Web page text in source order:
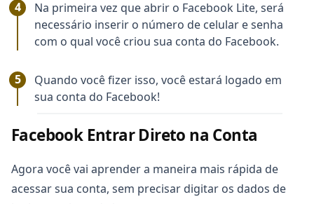
Na primeira vez que abrir o Facebook Lite, será
necessário inserir o número de celular e senha
com o qual você criou sua conta do Facebook.
Quando você fizer isso, você estará logado em
sua conta do Facebook!
Facebook Entrar Direto na Conta
Agora você vai aprender a maneira mais rápida de
acessar sua conta, sem precisar digitar os dados de